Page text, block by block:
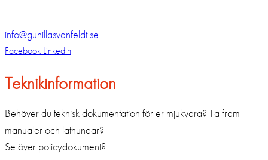
info@gunillasvanfeldt.se
Facebook Linkedin
Teknikinformation
Behöver du teknisk dokumentation för er mjukvara? Ta fram
manualer och lathundar?
Se över policydokument?